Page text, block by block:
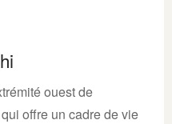
ouest de
offre un cadre de vie